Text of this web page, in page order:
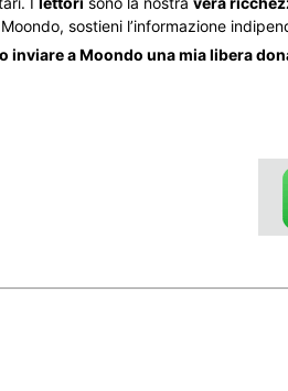
sostieni l’informazione
inviare a Moondo una mia libera